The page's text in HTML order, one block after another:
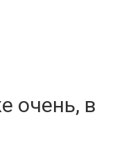
очень, в